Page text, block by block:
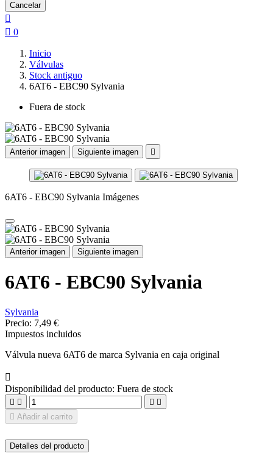
Cancelar

 0
Inicio
Válvulas
Stock antiguo
6AT6 - EBC90 Sylvania
Fuera de stock
Anterior imagen Siguiente imagen 
6AT6 - EBC90 Sylvania Imágenes
Anterior imagen Siguiente imagen
6AT6 - EBC90 Sylvania
Sylvania
Precio: 7,49 €
Impuestos incluidos
Válvula nueva 6AT6 de marca Sylvania en caja original

Disponibilidad del producto: Fuera de stock
   
 Añadir al carrito
Detalles del producto